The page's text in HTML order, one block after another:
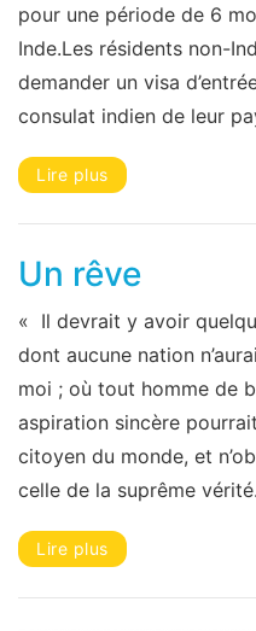
pour une période de 6
Inde.Les résidents non-
demander un visa
consulat indien de leur
Lire plus
Un rêve
« Il devrait y avoir
dont aucune nation
moi ; où tout homme de
aspiration sincère
citoyen du monde, et
celle de la suprême vérité.
Lire plus